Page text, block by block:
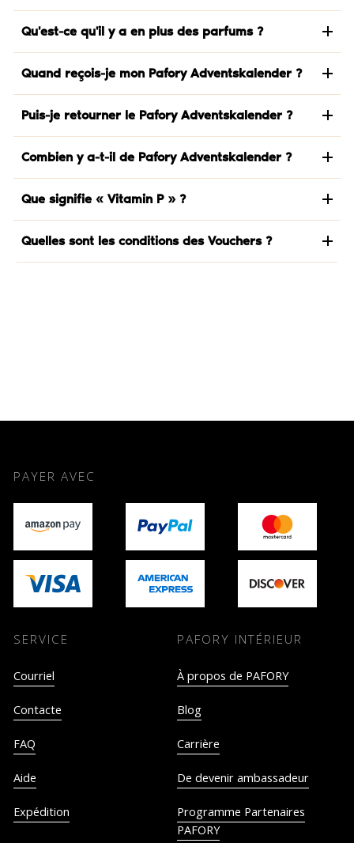
Qu'est-ce qu'il y a en plus des parfums ?
Quand reçois-je mon Pafory Adventskalender ?
Puis-je retourner le Pafory Adventskalender ?
Combien y a-t-il de Pafory Adventskalender ?
Que signifie « Vitamin P » ?
Quelles sont les conditions des Vouchers ?
PAYER AVEC
SERVICE
Courriel
Contacte
FAQ
Aide
Expédition
PAFORY INTÉRIEUR
À propos de PAFORY
Blog
Carrière
De devenir ambassadeur
Programme Partenaires
PAFORY